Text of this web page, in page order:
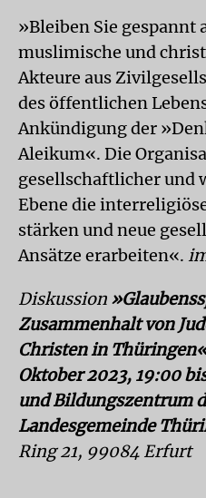
»Bleiben Sie gespannt
muslimische und
Akteure aus
des öffentlichen
Ankündigung der
Aleikum«. Die
gesellschaftlicher und
Ebene die
stärken und neue
Ansätze erarbeiten«.
Diskussion
Zusammenhalt von
Christen in Thüringen«
Oktober 2023, 19:00
und Bildungszentrum
Landesgemeinde
Ring 21, 99084 Erfurt